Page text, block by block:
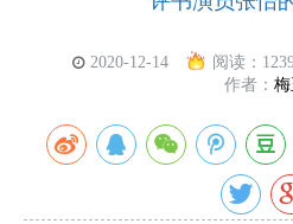
2020-12-14 阅读：
作者： 梅